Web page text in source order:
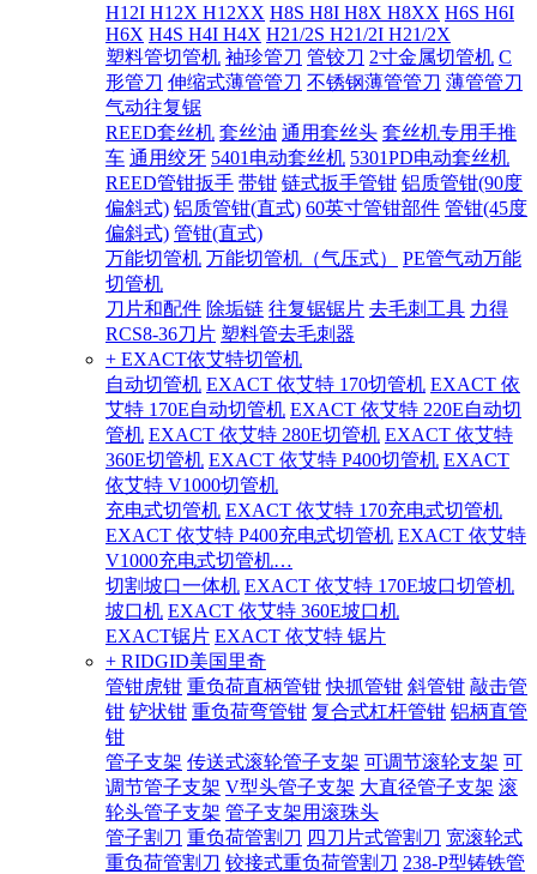
H12I H12X H12XX H8S H8I H8X H8XX H6S H6I
H6X H4S H4I H4X H21/2S H21/2I H21/2X
塑料管切管机 袖珍管刀 管铰刀 2寸金属切管机 C
形管刀 伸缩式薄管管刀 不锈钢薄管管刀 薄管管刀
气动往复锯
REED套丝机 套丝油 通用套丝头 套丝机专用手推
车 通用绞牙 5401电动套丝机 5301PD电动套丝机
REED管钳扳手 带钳 链式扳手管钳 铝质管钳(90度
偏斜式) 铝质管钳(直式) 60英寸管钳部件 管钳(45度
偏斜式) 管钳(直式)
万能切管机 万能切管机（气压式）
PE管气动万能
切管机
刀片和配件 除垢链 往复锯锯片 去毛刺工具 力得
RCS8-36刀片 塑料管去毛刺器
+ EXACT依艾特切管机
自动切管机 EXACT 依艾特 170切管机 EXACT 依
艾特 170E自动切管机 EXACT 依艾特 220E自动切
管机 EXACT 依艾特 280E切管机 EXACT 依艾特
360E切管机 EXACT 依艾特 P400切管机 EXACT
依艾特 V1000切管机
充电式切管机 EXACT 依艾特 170充电式切管机
EXACT 依艾特 P400充电式切管机 EXACT 依艾特
V1000充电式切管机…
切割坡口一体机 EXACT 依艾特 170E坡口切管机
坡口机 EXACT 依艾特 360E坡口机
EXACT锯片 EXACT 依艾特 锯片
+ RIDGID美国里奇
管钳虎钳 重负荷直柄管钳 快抓管钳 斜管钳 敲击管
钳 铲状钳 重负荷弯管钳 复合式杠杆管钳 铝柄直管
钳
管子支架 传送式滚轮管子支架 可调节滚轮支架 可
调节管子支架 V型头管子支架 大直径管子支架 滚
轮头管子支架 管子支架用滚珠头
管子割刀 重负荷管割刀 四刀片式管割刀 宽滚轮式
重负荷管割刀 铰接式重负荷管割刀 238-P型铸铁管